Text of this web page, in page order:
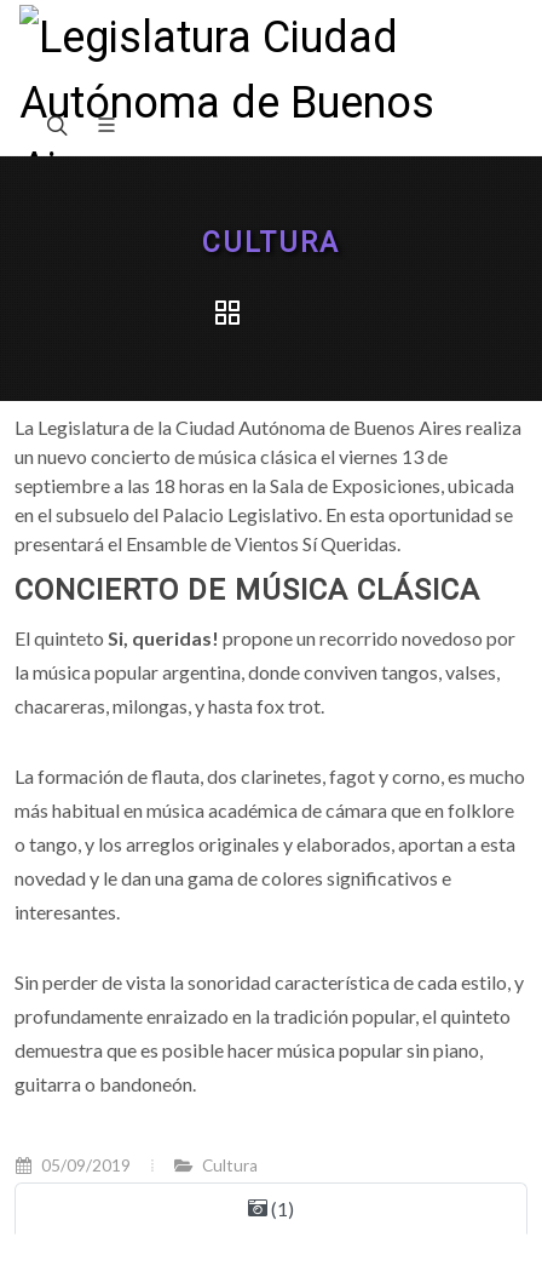
CULTURA
La Legislatura de la Ciudad Autónoma de Buenos Aires realiza
un nuevo concierto de música clásica el viernes 13 de
septiembre a las 18 horas en la Sala de Exposiciones, ubicada
en el subsuelo del Palacio Legislativo. En esta oportunidad se
presentará el Ensamble de Vientos Sí Queridas.
CONCIERTO DE MÚSICA CLÁSICA
El quinteto Si, queridas! propone un recorrido novedoso por
la música popular argentina, donde conviven tangos, valses,
chacareras, milongas, y hasta fox trot.
La formación de flauta, dos clarinetes, fagot y corno, es mucho
más habitual en música académica de cámara que en folklore
o tango, y los arreglos originales y elaborados, aportan a esta
novedad y le dan una gama de colores significativos e
interesantes.
Sin perder de vista la sonoridad característica de cada estilo, y
profundamente enraizado en la tradición popular, el quinteto
demuestra que es posible hacer música popular sin piano,
guitarra o bandoneón.
05/09/2019 Cultura
(1)